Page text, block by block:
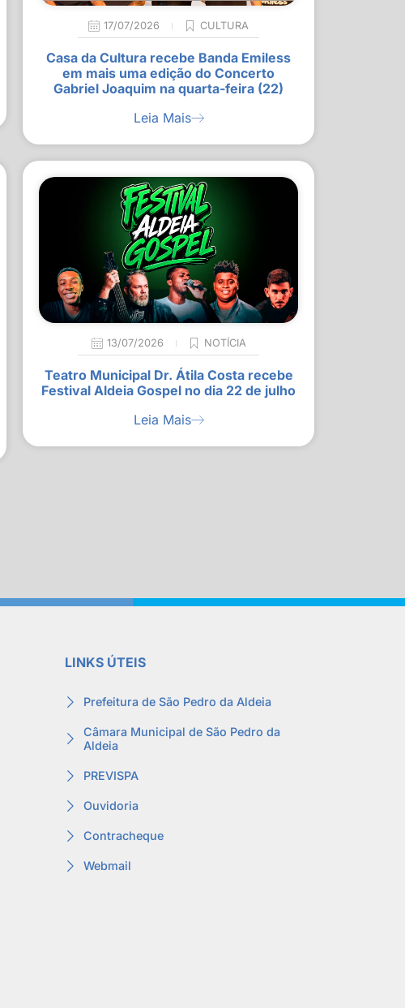
17/07/2026 CULTURA
Casa da Cultura recebe Banda Emiless
em mais uma edição do Concerto
Gabriel Joaquim na quarta-feira (22)
Leia Mais
13/07/2026 NOTÍCIA
Teatro Municipal Dr. Átila Costa recebe
Festival Aldeia Gospel no dia 22 de julho
Leia Mais
LINKS ÚTEIS
Prefeitura de São Pedro da Aldeia
Câmara Municipal de São Pedro da
Aldeia
PREVISPA
Ouvidoria
Contracheque
Webmail